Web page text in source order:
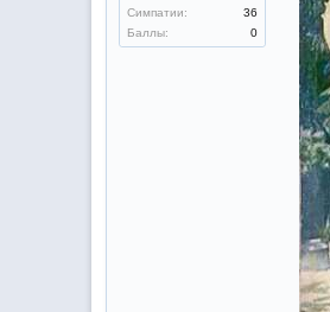
Симпатии:
36
Баллы:
0